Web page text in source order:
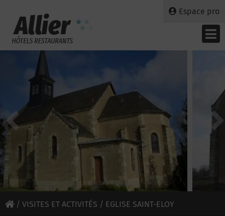
Espace pro
/ VISITES ET ACTIVITÉS / EGLISE SAINT-ELOY